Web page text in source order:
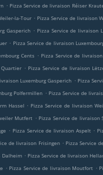
. Pizza Service de livraison Réiser
la-Tour . Pizza Service de livraison
Gasperich . Pizza Service de livraison
. Pizza Service de livraison
Cents . Pizza Service de
Quartier . Pizza Service de livraison
Luxemburg Gasperich . Pizza
Polfermillen . Pizza Service de
Hassel . Pizza Service de livraison
Mutfert . Pizza Service de livraison
. Pizza Service de livraison Aspelt .
de livraison Frisingen . Pizza Service
Dalheim . Pizza Service de livraison
. Pizza Service de livraison Moutfort .